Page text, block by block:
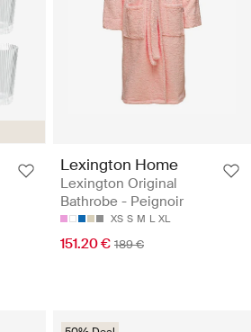
Lexington Home
Lexington Original
Bathrobe - Peignoir
XS S M L XL
151.20 € 189 €